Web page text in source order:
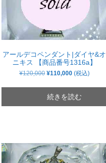
アールデコペンダント|ダイヤ&オ
ニキス 【商品番号1316a】
¥120,000 元
価
格
は
¥110,000現
の
価
格
(税込)
続きを読む